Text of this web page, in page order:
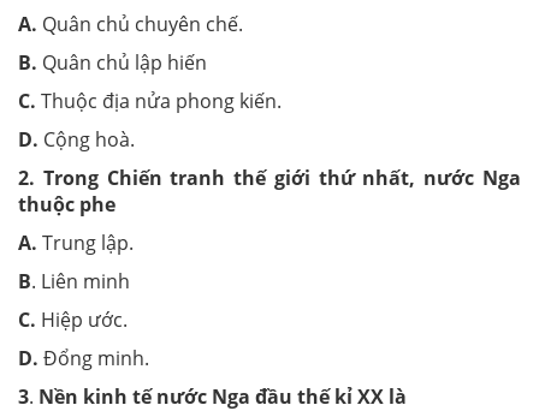
A. Quân chủ chuyên chế.
B. Quân chủ lập hiến
C. Thuộc địa nửa phong kiến.
D. Cộng hoà.
2. Trong Chiến tranh thế giới thứ nhất, nước Nga
thuộc phe
A. Trung lập.
B. Liên minh
C. Hiệp ước.
D. Đổng minh.
3. Nền kinh tế nước Nga đầu thế kỉ XX là